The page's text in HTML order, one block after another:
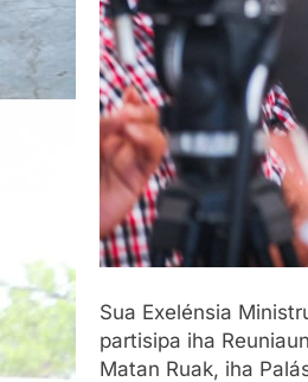
Sua Exelénsia
partisipa iha
Matan Ruak, iha